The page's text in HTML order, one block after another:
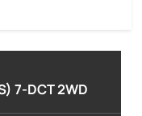
7-DCT 2WD